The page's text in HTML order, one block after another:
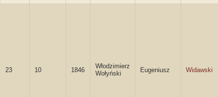
23 10 1846
Włodzimierz
Wołyński
Eugeniusz Widawski